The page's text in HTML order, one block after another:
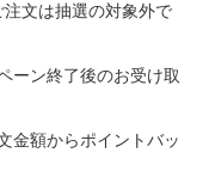
文は抽選の対象外で
ーン終了後のお受け取
金額からポイントバッ